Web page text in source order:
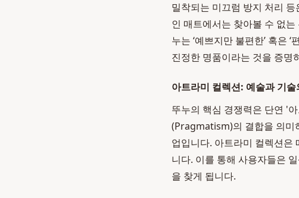
밀착되는 미끄럼 방지 처리
인 매트에서는 찾아볼 수 없는
누는 ‘예쁘지만 불편한’ 혹은
진정한 명품이라는 것을 증명
아트라미 컬렉션: 예술과 기
뚜누의 핵심 경쟁력은 단연 '
(Pragmatism)의 결합을 의미
업입니다. 아트라미 컬렉션은
니다. 이를 통해 사용자들은
을 찾게 됩니다.